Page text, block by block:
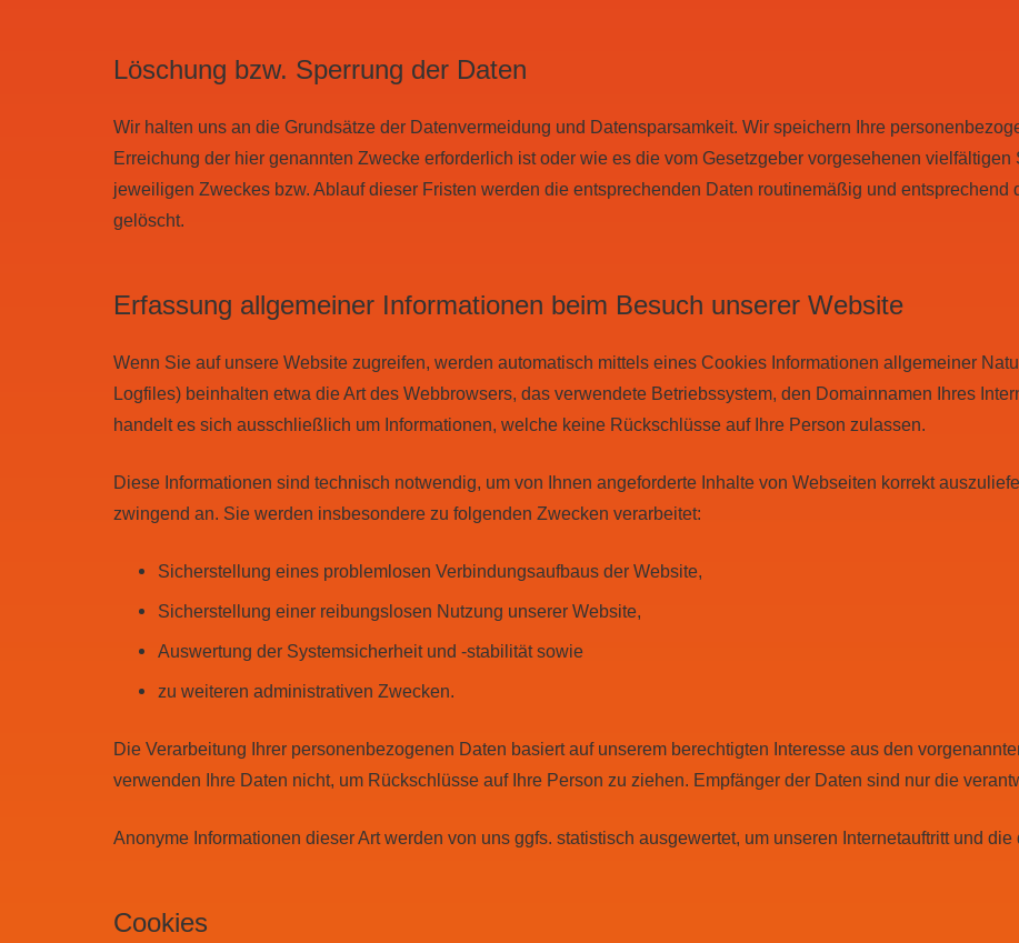
Löschung bzw. Sperrung der Daten
Wir halten uns an die Grundsätze der Datenvermeidung und Datensparsamkeit. Wir speichern Ihre
Erreichung der hier genannten Zwecke erforderlich ist oder wie es die vom Gesetzgeber vorgesehenen
jeweiligen Zweckes bzw. Ablauf dieser Fristen werden die entsprechenden Daten routinemäßig und entsprechend
gelöscht.
Erfassung allgemeiner Informationen beim Besuch unserer Website
Wenn Sie auf unsere Website zugreifen, werden automatisch mittels eines Cookies Informationen allgemeiner
Logfiles) beinhalten etwa die Art des Webbrowsers, das verwendete Betriebssystem, den Domainnamen Ihres
handelt es sich ausschließlich um Informationen, welche keine Rückschlüsse auf Ihre Person zulassen.
Diese Informationen sind technisch notwendig, um von Ihnen angeforderte Inhalte von Webseiten korrekt
zwingend an. Sie werden insbesondere zu folgenden Zwecken verarbeitet:
Sicherstellung eines problemlosen Verbindungsaufbaus der Website,
Sicherstellung einer reibungslosen Nutzung unserer Website,
Auswertung der Systemsicherheit und -stabilität sowie
zu weiteren administrativen Zwecken.
Die Verarbeitung Ihrer personenbezogenen Daten basiert auf unserem berechtigten Interesse aus den
verwenden Ihre Daten nicht, um Rückschlüsse auf Ihre Person zu ziehen. Empfänger der Daten sind nur die
Anonyme Informationen dieser Art werden von uns ggfs. statistisch ausgewertet, um unseren Internetauftritt und
Cookies